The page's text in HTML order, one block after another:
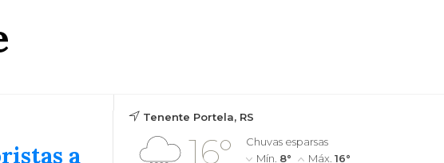
a
Tenente Portela, RS
16°
Chuvas esparsas
Mín. 8° Máx. 16°